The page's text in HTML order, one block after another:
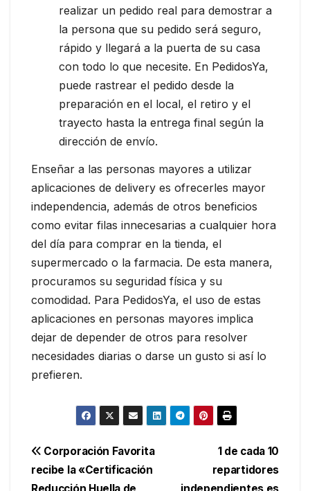
realizar un pedido real para demostrar a
la persona que su pedido será seguro,
rápido y llegará a la puerta de su casa
con todo lo que necesite. En PedidosYa,
puede rastrear el pedido desde la
preparación en el local, el retiro y el
trayecto hasta la entrega final según la
dirección de envío.
Enseñar a las personas mayores a utilizar
aplicaciones de delivery es ofrecerles mayor
independencia, además de otros beneficios
como evitar filas innecesarias a cualquier hora
del día para comprar en la tienda, el
supermercado o la farmacia. De esta manera,
procuramos su seguridad física y su
comodidad. Para PedidosYa, el uso de estas
aplicaciones en personas mayores implica
dejar de depender de otros para resolver
necesidades diarias o darse un gusto si así lo
prefieren.
Navegación
de
1 de cada 10
repartidores
independientes es
Corporación Favorita
recibe la «Certificación
Reducción Huella de